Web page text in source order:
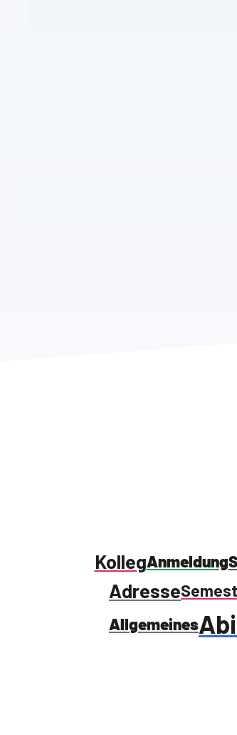
KollegAnmeldung
Adresse
Allgemeines